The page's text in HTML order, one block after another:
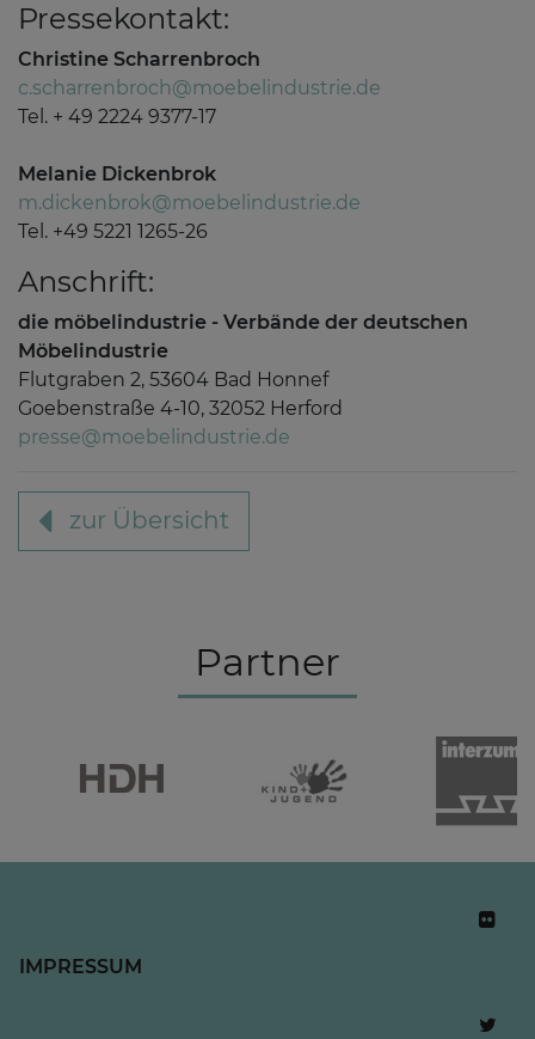
Pressekontakt:
Christine Scharrenbroch
c.scharrenbroch@moebelindustrie.de
Tel. + 49 2224 9377-17
Melanie Dickenbrok
m.dickenbrok@moebelindustrie.de
Tel. +49 5221 1265-26
Anschrift:
die möbelindustrie - Verbände der deutschen
Möbelindustrie
Flutgraben 2, 53604 Bad Honnef
Goebenstraße 4-10, 32052 Herford
presse@moebelindustrie.de
zur Übersicht
Partner
IMPRESSUM